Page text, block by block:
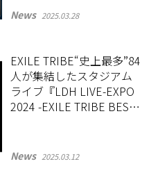
News 2025.03.28
EXILE TRIBE“史上最多”84
人が集結したスタジアム
ライブ『LDH LIVE-EXPO
2024 -EXILE TRIBE BEST
ン！
News 2025.03.12